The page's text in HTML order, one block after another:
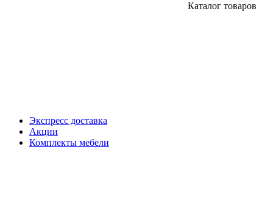
Каталог товаров
Экспресс доставка
Акции
Комплекты мебели